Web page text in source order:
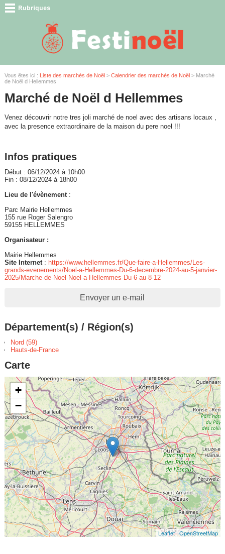
Vous êtes ici : Liste des marchés de Noël> Calendrier des marchés de Noël> Marché
de Noël d Hellemmes
Marché de Noël d Hellemmes
Venez découvrir notre tres joli marché de noel avec des artisans locaux ,
avec la presence extraordinaire de la maison du pere noel !!!
Infos pratiques
Début : 06/12/2024 à 10h00
Fin : 08/12/2024 à 18h00
Lieu de l'évènement:
Parc Mairie Hellemmes
155 rue Roger Salengro
59155 HELLEMMES
Organisateur :
Mairie Hellemmes
Site Internet: https://www.hellemmes.fr/Que-faire-a-Hellemmes/Les-
grands-evenements/Noel-a-Hellemmes-Du-6-decembre-2024-au-5-janvier-
2025/Marche-de-Noel-Noel-a-Hellemmes-Du-6-au-8-12
Envoyer un e-mail
Département(s) / Région(s)
Nord (59)
Hauts-de-France
Carte
+
−
Leaflet|OpenStreetMap